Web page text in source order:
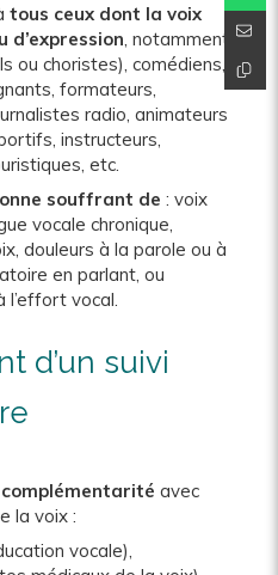
tous ceux dont la voix
, notamment
ou choristes), comédiens,
formateurs,
radio, animateurs
instructeurs,
etc.
souffrant de : voix
vocale chronique,
douleurs à la parole ou à
en parlant, ou
l’effort vocal.
d’un suivi
complémentarité avec
la voix :
vocale),